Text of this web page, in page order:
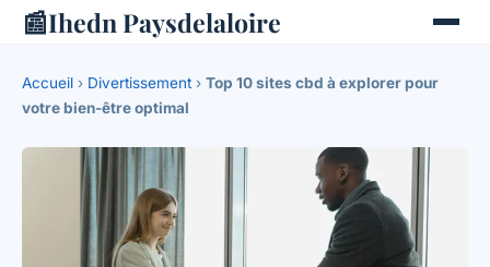
📰Ihedn Paysdelaloire
Accueil › Divertissement › Top 10 sites cbd à explorer pour
votre bien-être optimal